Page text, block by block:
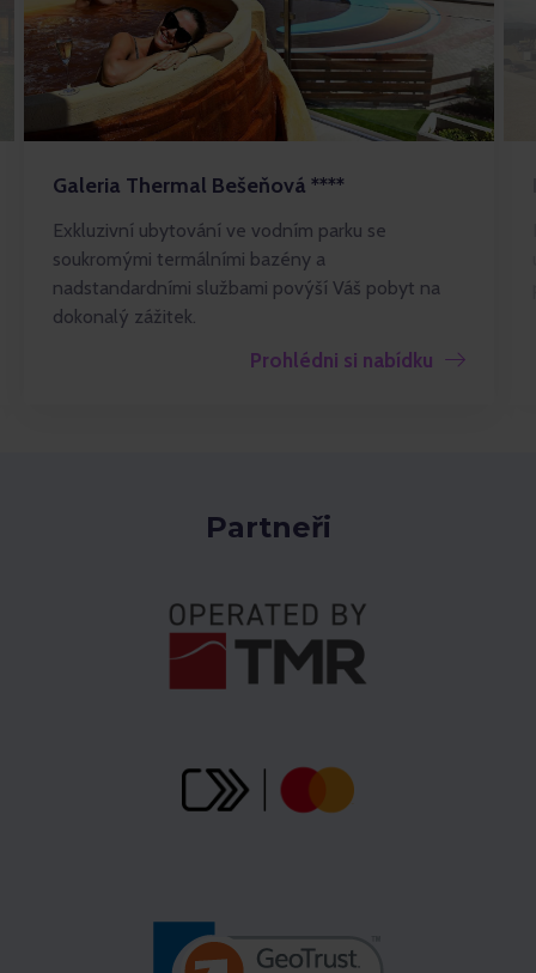
Galeria Thermal Bešeňová ****
Exkluzivní ubytování ve vodním parku se
soukromými termálními bazény a
nadstandardními službami povýší Váš pobyt na
dokonalý zážitek.
Prohlédni si nabídku
Partneři